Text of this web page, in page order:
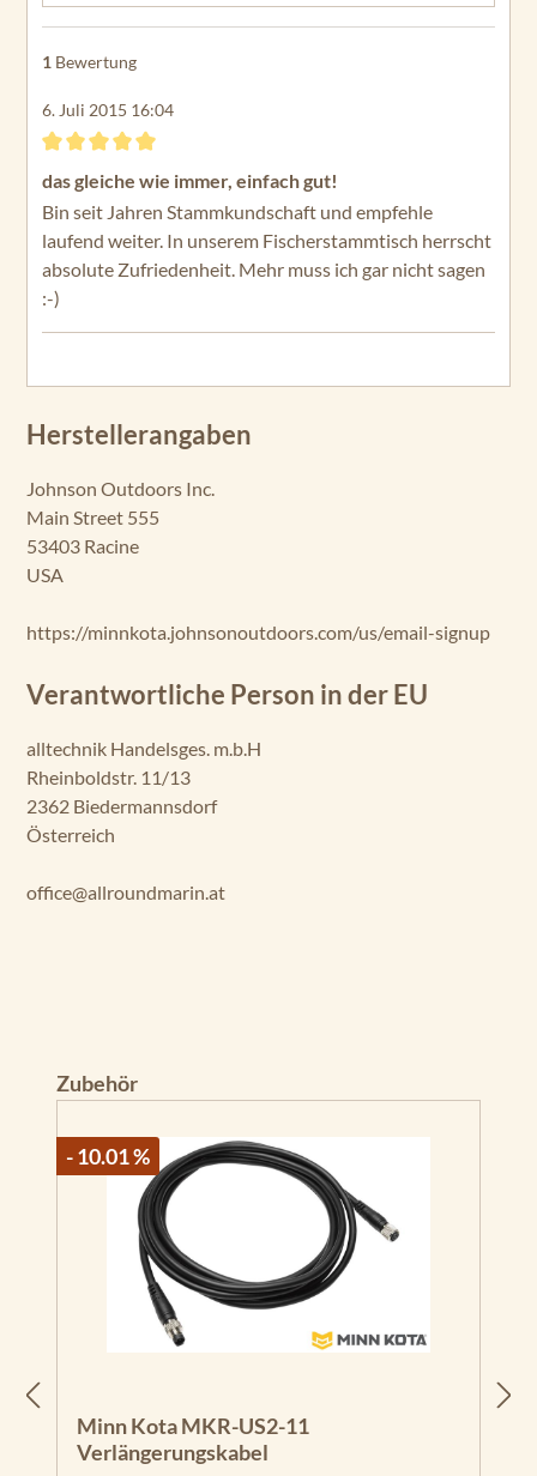
1 Bewertung
6. Juli 2015 16:04
Bewertung mit 5 von 5 Sternen
das gleiche wie immer, einfach gut!
Bin seit Jahren Stammkundschaft und empfehle
laufend weiter. In unserem Fischerstammtisch herrscht
absolute Zufriedenheit. Mehr muss ich gar nicht sagen
:-)
Herstellerangaben
Johnson Outdoors Inc.
Main Street 555
53403 Racine
USA
https://minnkota.johnsonoutdoors.com/us/email-signup
Verantwortliche Person in der EU
alltechnik Handelsges. m.b.H
Rheinboldstr. 11/13
2362 Biedermannsdorf
Österreich
office@allroundmarin.at
Produktgalerie überspringen
Zubehör
- 10.01 %
Minn Kota MKR-US2-11
Verlängerungskabel